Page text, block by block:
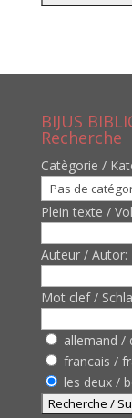
BIJUS
Recherche
Catègorie /
Plein texte /
Auteur / Autor:
Mot clef /
allemand /
francais /
les deux /